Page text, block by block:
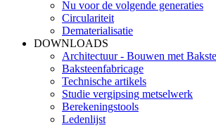
Nu voor de volgende generaties
Circulariteit
Dematerialisatie
DOWNLOADS
Architectuur - Bouwen met
Baksteenfabricage
Technische artikels
Studie vergipsing metselwerk
Berekeningstools
Ledenlijst